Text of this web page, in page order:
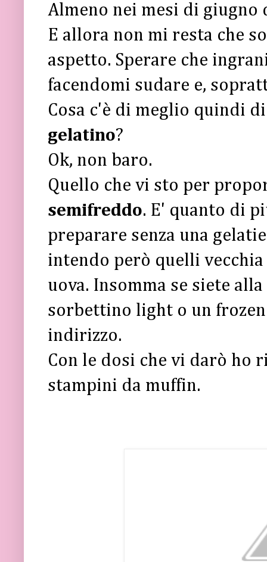
Almeno nei mesi di
E allora non mi resta che
aspetto. Sperare che
facendomi sudare e,
Cosa c'è di meglio quindi
gelatino?
Ok, non baro.
Quello che vi sto per
semifreddo. E' quanto di
preparare senza una
intendo però quelli
uova. Insomma se siete
sorbettino light o un
indirizzo.
Con le dosi che vi darò
stampini da muffin.